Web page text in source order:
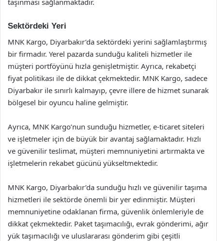
taşınması sağlanmaktadır.
Sektördeki Yeri
MNK Kargo, Diyarbakır’da sektördeki yerini sağlamlaştırmış
bir firmadır. Yerel pazarda sunduğu kaliteli hizmetler ile
müşteri portföyünü hızla genişletmiştir. Ayrıca, rekabetçi
fiyat politikası ile de dikkat çekmektedir. MNK Kargo, sadece
Diyarbakır ile sınırlı kalmayıp, çevre illere de hizmet sunarak
bölgesel bir oyuncu haline gelmiştir.
Ayrıca, MNK Kargo’nun sunduğu hizmetler, e-ticaret siteleri
ve işletmeler için de büyük bir avantaj sağlamaktadır. Hızlı
ve güvenilir teslimat, müşteri memnuniyetini artırmakta ve
işletmelerin rekabet gücünü yükseltmektedir.
MNK Kargo, Diyarbakır’da sunduğu hızlı ve güvenilir taşıma
hizmetleri ile sektörde önemli bir yer edinmiştir. Müşteri
memnuniyetine odaklanan firma, güvenlik önlemleriyle de
dikkat çekmektedir. Paket taşımacılığı, evrak gönderimi, ağır
yük taşımacılığı ve uluslararası gönderim gibi çeşitli